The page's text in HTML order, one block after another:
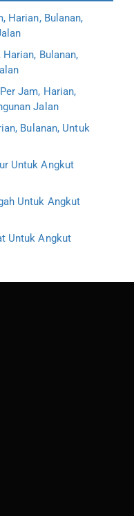
Harian, Bulanan,
Bulanan,
Jam, Harian,
Jalan
Bulanan, Untuk
Untuk Angkut
Untuk Angkut
Untuk Angkut